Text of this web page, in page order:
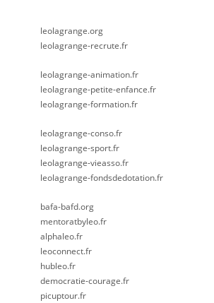
leolagrange.org
leolagrange-recrute.fr
leolagrange-animation.fr
leolagrange-petite-enfance.fr
leolagrange-formation.fr
leolagrange-conso.fr
leolagrange-sport.fr
leolagrange-vieasso.fr
leolagrange-fondsdedotation.fr
bafa-bafd.org
mentoratbyleo.fr
alphaleo.fr
leoconnect.fr
hubleo.fr
democratie-courage.fr
picuptour.fr